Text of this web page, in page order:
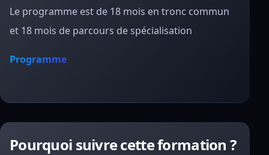
Le programme est de 18 mois en tronc commun
et 18 mois de parcours de spécialisation
Programme
Pourquoi suivre cette formation ?